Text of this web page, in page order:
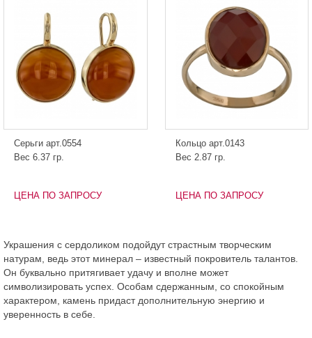
Серьги арт.0554
Вес 6.37 гр.
ЦЕНА ПО ЗАПРОСУ
Кольцо арт.0143
Вес 2.87 гр.
ЦЕНА ПО ЗАПРОСУ
Украшения с сердоликом подойдут страстным творческим
натурам, ведь этот минерал – известный покровитель талантов.
Он буквально притягивает удачу и вполне может
символизировать успех. Особам сдержанным, со спокойным
характером, камень придаст дополнительную энергию и
уверенность в себе.